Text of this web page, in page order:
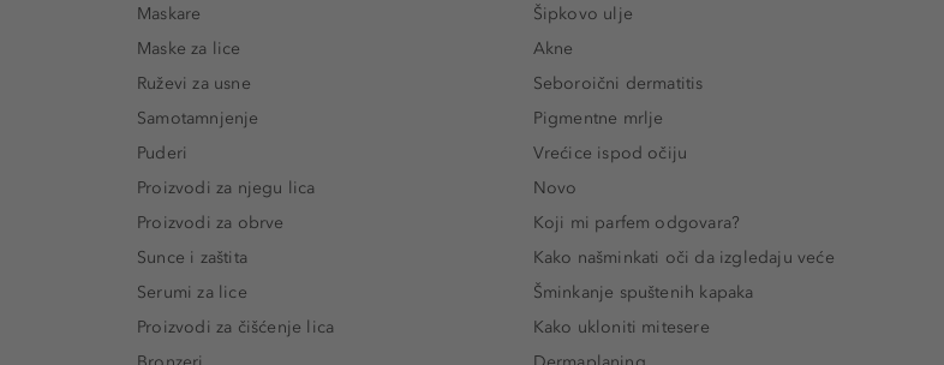
Maskare
Maske za lice
Ruževi za usne
Samotamnjenje
Puderi
Proizvodi za njegu lica
Proizvodi za obrve
Sunce i zaštita
Serumi za lice
Proizvodi za čišćenje lica
Šipkovo ulje
Akne
Seboroični dermatitis
Pigmentne mrlje
Vrećice ispod očiju
Novo
Koji mi parfem odgovara?
Kako našminkati oči da izgledaju veće
Šminkanje spuštenih kapaka
Kako ukloniti mitesere